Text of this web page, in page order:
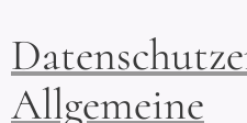
Allgemeine